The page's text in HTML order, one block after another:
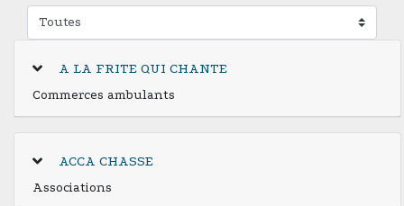
A LA FRITE QUI CHANTE
Commerces ambulants
ACCA CHASSE
Associations